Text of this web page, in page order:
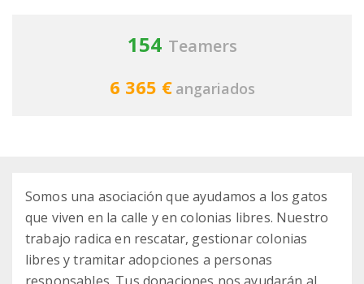
154 Teamers
6 365 € angariados
Somos una asociación que ayudamos a los gatos
que viven en la calle y en colonias libres. Nuestro
trabajo radica en rescatar, gestionar colonias
libres y tramitar adopciones a personas